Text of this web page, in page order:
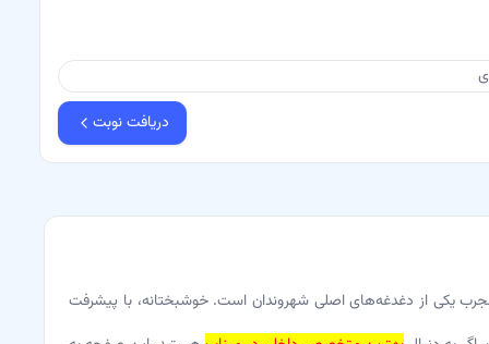
دریافت نوبت
یکی از دغدغه‌های اصلی شهروندان است. خوشبختانه، با پیشرفت